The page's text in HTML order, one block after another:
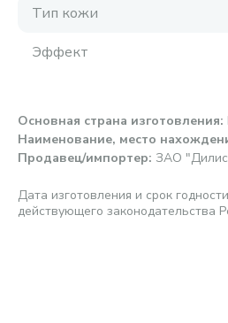
Тип кожи
Эффект
Основная страна изготовления:
Наименование, место
Продавец/импортер: ЗАО "Дилис
Дата изготовления и срок
действующего законодательства